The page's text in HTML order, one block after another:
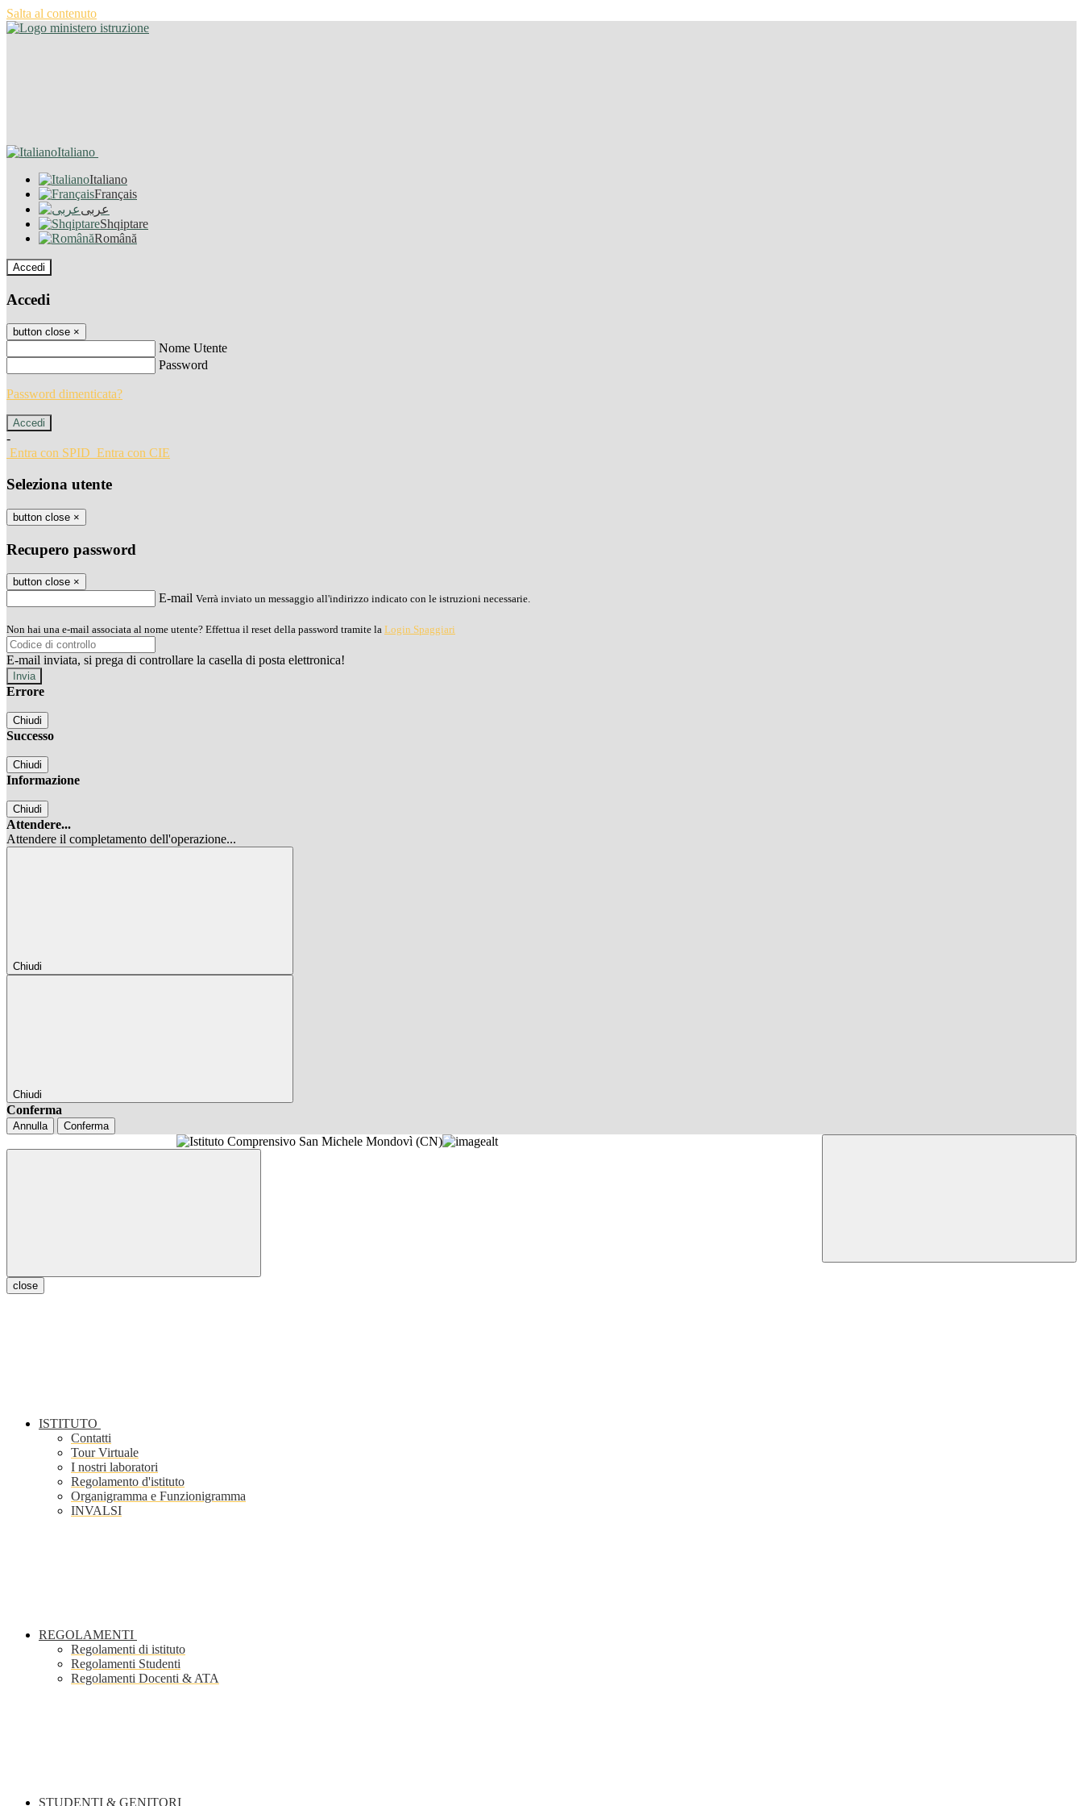
Salta al contenuto
Italiano
Italiano
Français
عربى
Shqiptare
Română
Accedi
Accedi
button close ×
Nome Utente
Password
Password dimenticata?
-
Entra con SPID Entra con CIE
Seleziona utente
button close ×
Recupero password
button close ×
E-mail Verrà inviato un messaggio all'indirizzo indicato con le istruzioni necessarie.
Non hai una e-mail associata al nome utente? Effettua il reset della password tramite la Login Spaggiari
E-mail inviata, si prega di controllare la casella di posta elettronica!
Errore
Chiudi
Successo
Chiudi
Informazione
Chiudi
Attendere...
Attendere il completamento dell'operazione...
Chiudi
Chiudi
Conferma
Annulla Conferma
close
ISTITUTO
Contatti
Tour Virtuale
I nostri laboratori
Regolamento d'istituto
Organigramma e Funzionigramma
INVALSI
REGOLAMENTI
Regolamenti di istituto
Regolamenti Studenti
Regolamenti Docenti & ATA
STUDENTI & GENITORI